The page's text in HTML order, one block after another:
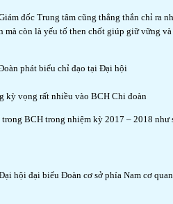
đốc Trung tâm cũng thẳng thắn chỉ ra
còn là yếu tố then chốt giúp giữ vững
phát biểu chỉ đạo tại Đại hội
kỳ vọng rất nhiều vào BCH Chi đoàn
BCH trong nhiệm kỳ 2017 – 2018 như
hội đại biểu Đoàn cơ sở phía Nam cơ